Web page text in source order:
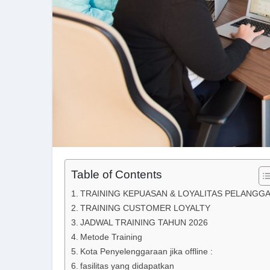
Table of Contents
TRAINING KEPUASAN & LOYALITAS
TRAINING CUSTOMER LOYALTY
JADWAL TRAINING TAHUN 2026
Metode Training
Kota Penyelenggaraan jika offline :
fasilitas yang didapatkan